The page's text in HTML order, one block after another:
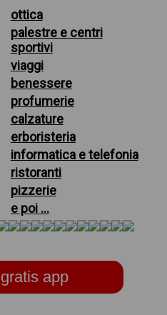
ottica
palestre e centri
sportivi
viaggi
benessere
profumerie
calzature
erboristeria
informatica e telefonia
ristoranti
pizzerie
e poi ...
app